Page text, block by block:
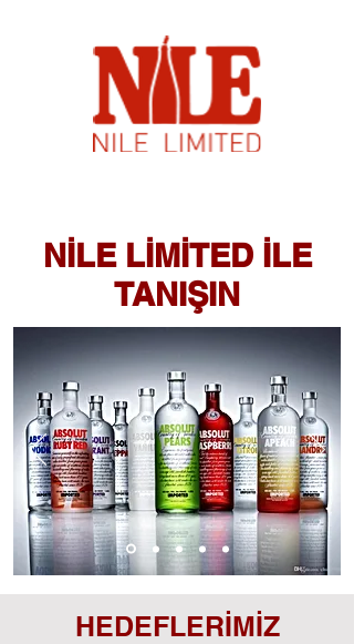
NİLE LİMİTED İLE
TANIŞIN
HEDEFLERİMİZ